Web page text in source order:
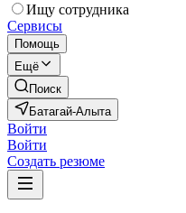
Ищу сотрудника
Сервисы
Помощь
Ещё
Поиск
Батагай-Алыта
Войти
Войти
Создать резюме